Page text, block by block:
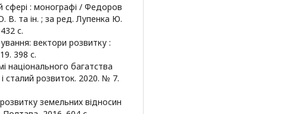
сфері : монографі / Федоров
В. та ін. ; за ред. Лупенка Ю.
с.
вектори розвитку :
398 с.
національного багатства
сталий розвиток. 2020. № 7.
земельних відносин